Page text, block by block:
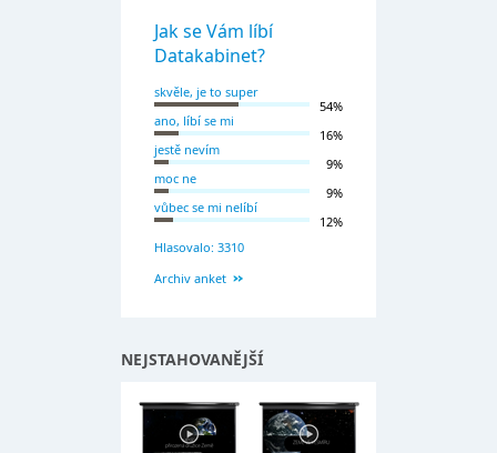
Jak se Vám líbí
Datakabinet?
skvěle, je to super
54%
ano, líbí se mi
16%
jestě nevím
9%
moc ne
9%
vůbec se mi nelíbí
12%
Hlasovalo: 3310
Archiv anket
NEJSTAHOVANĚJŠÍ